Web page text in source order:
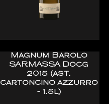
Magnum Barolo
SARMASSA Docg
2015 (ast.
cartoncino azzurro
- 1.5l)